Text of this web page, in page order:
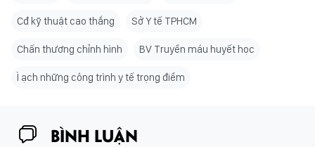
Cđ kỹ thuật cao thắng Sở Y tế TPHCM
Chấn thương chỉnh hình BV Truyền máu huyết học
Ì ạch những công trình y tế trọng điểm
BÌNH LUẬN